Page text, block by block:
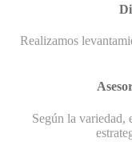
Realizamos
Según la variedad,